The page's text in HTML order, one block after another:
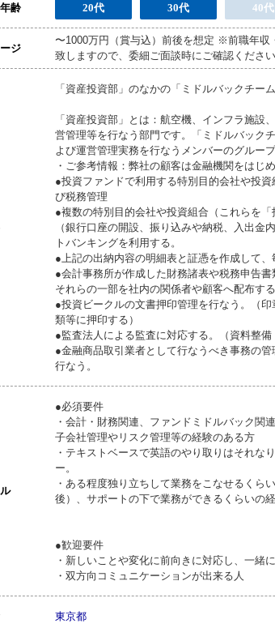
齢 20代 30代 40代
ジ
〜1000万円（賞与込）前後を想定 ※前職年収
致しますので、委細ご面談時にご確認ください
「資産投資部」のなかの「ミドルバックチー
「資産投資部」とは：航空機、インフラ施設
営管理等を行なう部門です。「ミドルバック
よび運営管理実務を行なうメンバーのグループ
・ご参考情報：弊社の顧客は金融機関をはじ
●投資ファンドで利用する特別目的会社や投
び税務管理
●複数の特別目的会社や投資組合（これらを
（銀行口座の開設、振り込みや納税、入出
トバンキングを利用する。
●上記の出納内容の明細表と証憑を作成して、
●会計事務所が作成した財務諸表や税務申告
それらの一部を社内の関係者や顧客へ配布する
●投資ビークルの文書押印管理を行なう。（
類等に押印する）
●監査法人による監査に対応する。（資料整備
●金融商品取引業者として行なうべき事務の
行なう。
●必須要件
・会計・財務関連、ファンドミドルバック関
子会社管理やリスク管理等の経験のある方
・テキストベースで英語のやり取りはそれな
ー。
・ある程度独り立ちして業務をこなせるくら
後）、サポートの下で業務ができるくらいの
●歓迎要件
・新しいことや変化に前向きに対応し、一緒
・双方向コミュニケーションが出来る人
東京都